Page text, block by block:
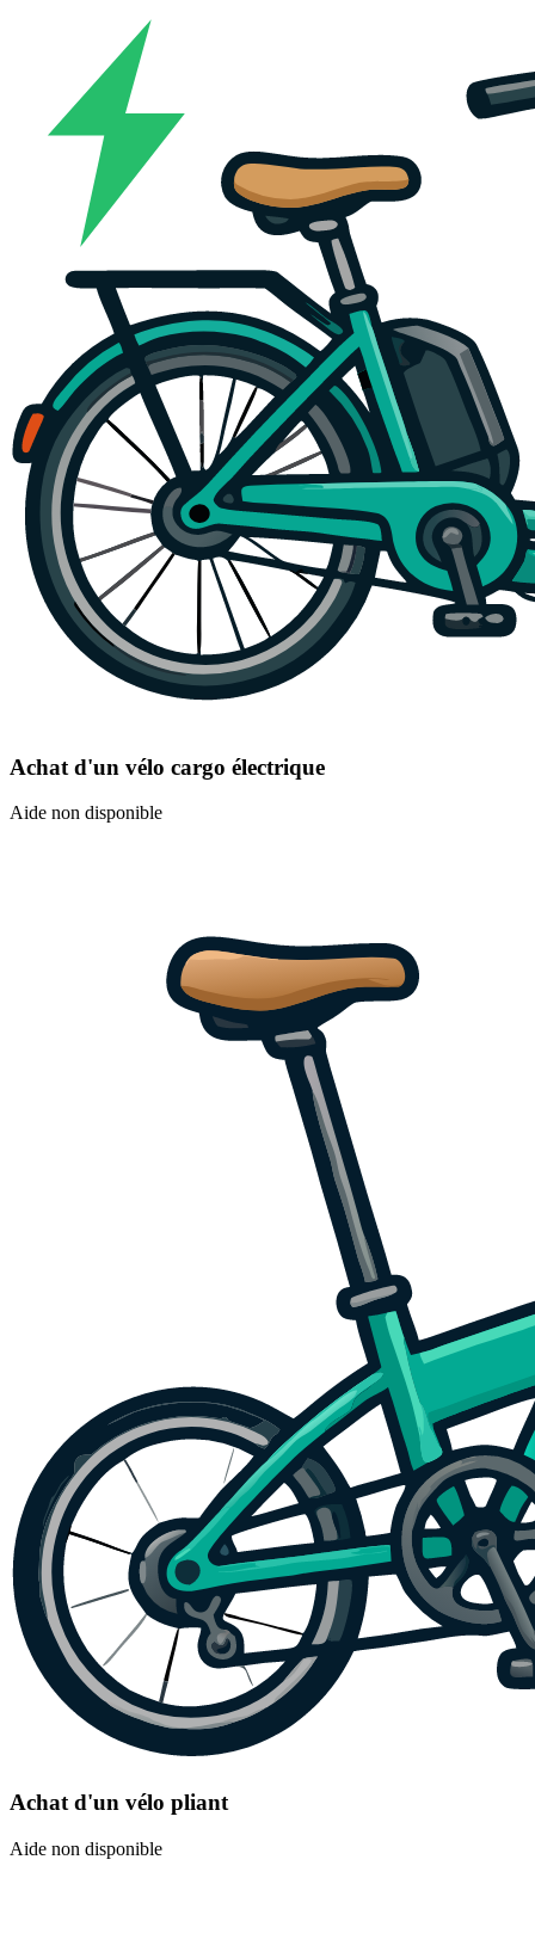
Achat d'un vélo cargo électrique
Aide non disponible
Achat d'un vélo pliant
Aide non disponible